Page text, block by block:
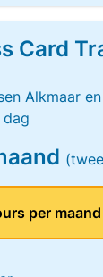
Card
Alkmaar
per maand